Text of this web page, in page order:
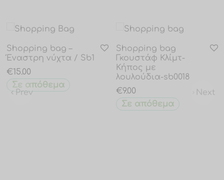
Prev
Shopping bag –
Έναστρη νύχτα / Sb1
€15.00
Σε απόθεμα
Shopping bag
Γκουστάφ Κλίμτ-
Κήπος με
λουλούδια-sb0018
€9.00
Σε απόθεμα
Next